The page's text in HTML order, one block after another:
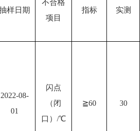
样日期
不合格
项目
指标 实测
2022-08-
01
闪点
（闭
口） /℃
≧60 30